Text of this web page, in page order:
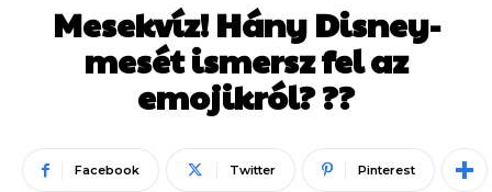
Mesekvíz! Hány Disney-
mesét ismersz fel az
emojikról? ??
Facebook Twitter Pinterest